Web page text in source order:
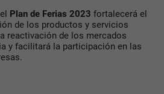
Plan de Ferias 2023 fortalecerá el
de los productos y servicios
reactivación de los mercados
y facilitará la participación en las